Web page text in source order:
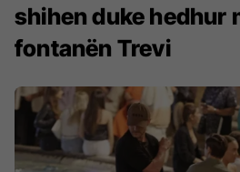
shihen duke hedhur
fontanën Trevi